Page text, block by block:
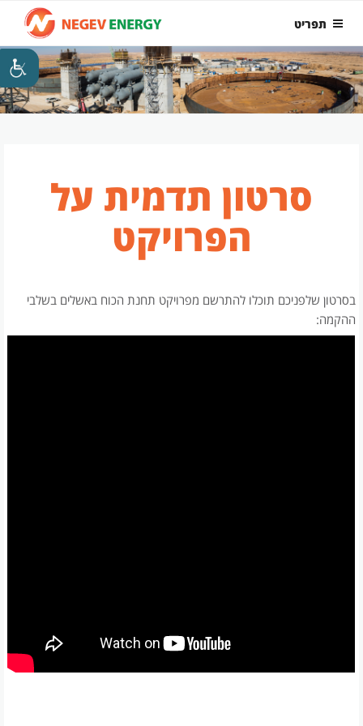
לתוכן
תפריט
סרטון תדמית על
הפרויקט
בסרטון שלפניכם תוכלו להתרשם מפרויקט תחנת הכוח באשלים בשלבי
ההקמה: